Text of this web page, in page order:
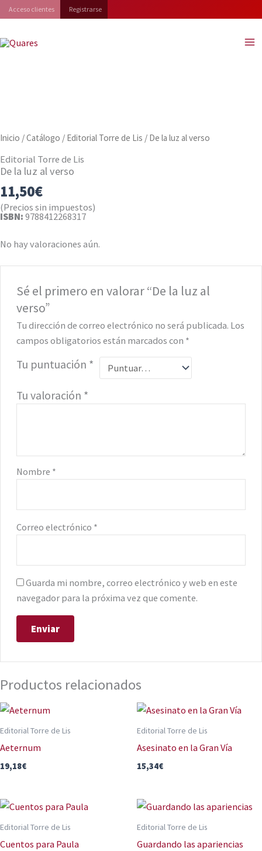
al
contenido
Acceso clientes Registrarse
Inicio /Catálogo / Editorial Torre de Lis / De la luz al verso
Editorial Torre de Lis
De la luz al verso
11,50€
(Precios sin impuestos)
ISBN: 9788412268317
No hay valoraciones aún.
Sé el primero en valorar “De la luz al
verso”
Tu dirección de correo electrónico no será publicada. Los
campos obligatorios están marcados con *
Tu puntuación *
Tu valoración *
Nombre *
Correo electrónico *
Guarda mi nombre, correo electrónico y web en este
navegador para la próxima vez que comente.
Productos relacionados
Editorial Torre de Lis
Aeternum
19,18€
Editorial Torre de Lis
Asesinato en la Gran Vía
15,34€
Editorial Torre de Lis
Cuentos para Paula
Editorial Torre de Lis
Guardando las apariencias